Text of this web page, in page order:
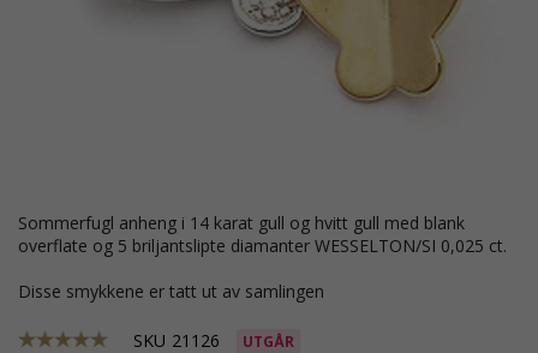
sommerfugl anheng i 14 karat gull og hvitt gull med blank
overflate og 5 briljantslipte diamanter WESSELTON/SI 0,025 ct.
Disse smykkene er tatt ut av samlingen
SKU 21126 UTGÅR